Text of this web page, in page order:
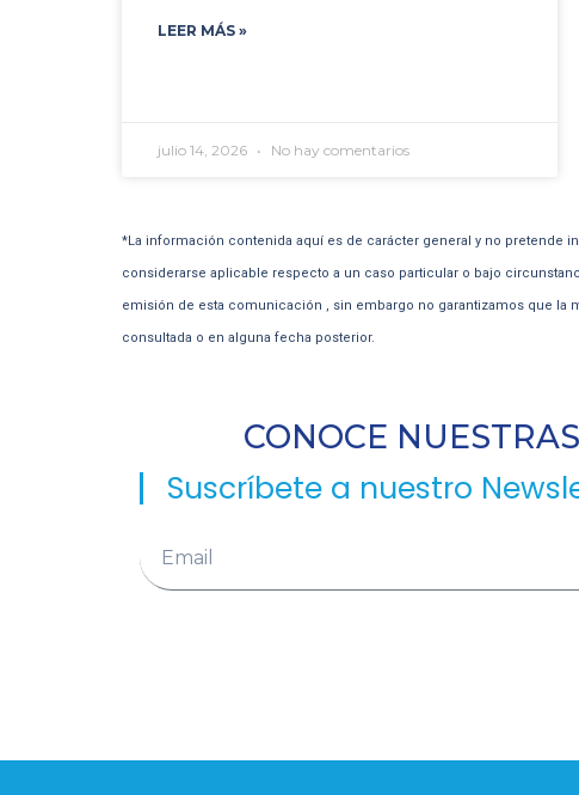
LEER MÁS »
julio 14, 2026 No hay comentarios
*La información contenida aquí es de carácter general y no pretende
considerarse aplicable respecto a un caso particular o bajo
emisión de esta comunicación , sin embargo no garantizamos que la
consultada o en alguna fecha posterior.
CONOCE
Suscríbete a nuestro